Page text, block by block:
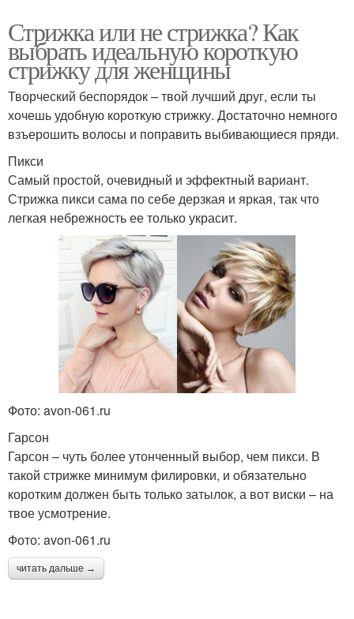
Стрижка или не стрижка? Как
выбрать идеальную короткую
стрижку для женщины
Творческий беспорядок – твой лучший друг, если ты
хочешь удобную короткую стрижку. Достаточно немного
взъерошить волосы и поправить выбивающиеся пряди.
Пикси
Самый простой, очевидный и эффектный вариант.
Стрижка пикси сама по себе дерзкая и яркая, так что
легкая небрежность ее только украсит.
Фото: avon-061.ru
Гарсон
Гарсон – чуть более утонченный выбор, чем пикси. В
такой стрижке минимум филировки, и обязательно
коротким должен быть только затылок, а вот виски – на
твое усмотрение.
Фото: avon-061.ru
читать дальше →